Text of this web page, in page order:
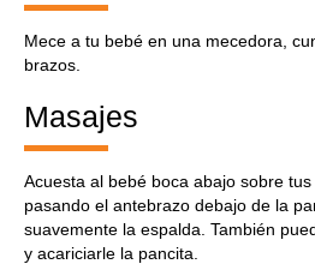
Mece a tu bebé en una mecedora,
brazos.
Masajes
Acuesta al bebé boca abajo sobre
pasando el antebrazo debajo de la
suavemente la espalda. También
y acariciarle la pancita.